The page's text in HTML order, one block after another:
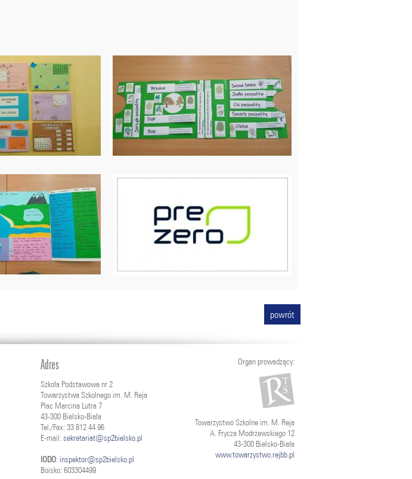
powrót
Organ prowadzący:
Towarzystwo Szkolne im. M. Reja
A. Frycza Modrzewskiego 12
43-300 Bielsko-Biała
www.towarzystwo.rejbb.pl
Adres
Szkoła Podstawowa nr 2
Towarzystwa Szkolnego im. M. Reja
Plac Marcina Lutra 7
43-300 Bielsko-Biała
Tel./Fax: 33 812 44 96
E-mail:sekretariat@sp2bielsko.pl
IODO:inspektor@sp2bielsko.pl
Boisko: 603304499